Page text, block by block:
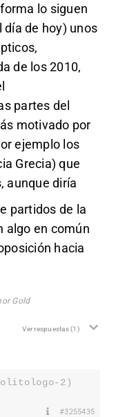
lo siguen
de hoy) unos
de los 2010,
partes del
motivado por
ejemplo los
Grecia) que
aunque diría
partidos de la
algo en común
hacia
Gold
Ver respuestas(1)
2)
#3255435